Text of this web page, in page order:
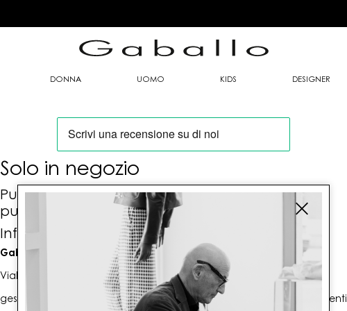
DONNA UOMO KIDS DESIGNER
Solo in negozio
Puoi trovare questo articolo solo presso i nostri
punti vendita:
Info contatti
Gaballo Mario srl
Viale G. Matteotti n. 23 00053 Civitavecchia (RM)